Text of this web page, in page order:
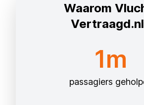
Waarom
1m
passagiers